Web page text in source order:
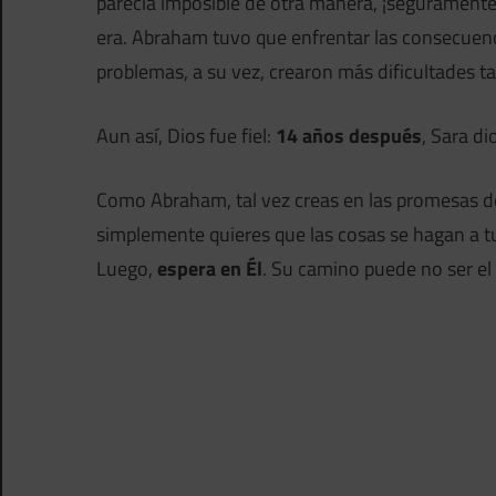
era. Abraham tuvo que enfrentar las
problemas, a su vez, crearon más dificultades
Aun así, Dios fue fiel: 14 años después, Sara
Como Abraham, tal vez creas en las
simplemente quieres que las cosas se hagan a
Luego, espera en Él. Su camino puede no ser